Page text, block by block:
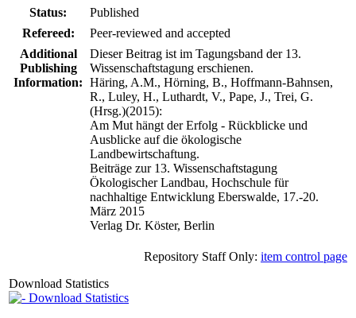
Status:
Published
Refereed:
Peer-reviewed and accepted
Additional
Publishing
Information:
Dieser Beitrag ist im Tagungsband der 13.
Wissenschaftstagung erschienen.
Häring, A.M., Hörning, B., Hoffmann-Bahnsen,
R., Luley, H., Luthardt, V., Pape, J., Trei, G.
(Hrsg.)(2015):
Am Mut hängt der Erfolg - Rückblicke und
Ausblicke auf die ökologische
Landbewirtschaftung.
Beiträge zur 13. Wissenschaftstagung
Ökologischer Landbau, Hochschule für
nachhaltige Entwicklung Eberswalde, 17.-20.
März 2015
Verlag Dr. Köster, Berlin
Repository Staff Only: item control page
Download Statistics
Download Statistics